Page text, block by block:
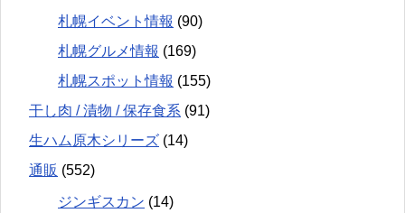
札幌イベント情報 (90)
札幌グルメ情報 (169)
札幌スポット情報 (155)
干し肉 / 漬物 / 保存食系 (91)
生ハム原木シリーズ (14)
通販 (552)
ジンギスカン (14)